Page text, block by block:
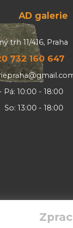
trh 11/416, Praha
732 160 647
Pá: 10:00 - 18:00
13:00 - 18:00